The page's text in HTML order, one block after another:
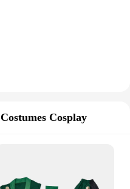
Costumes Cosplay